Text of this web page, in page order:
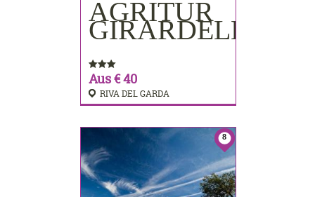
AGRITUR
GIRARDELLI
Aus € 40
RIVA DEL GARDA
BUCHEN
8